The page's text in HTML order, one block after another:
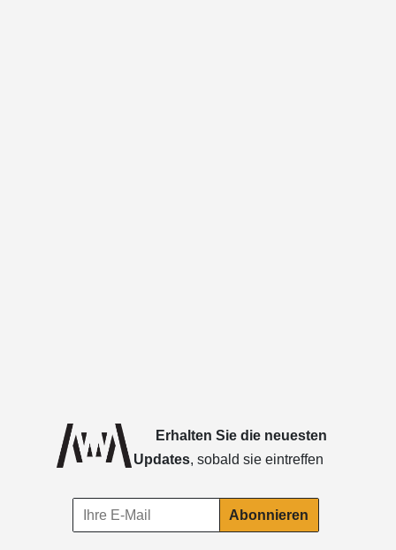
Erhalten Sie die neuesten
Updates, sobald sie eintreffen